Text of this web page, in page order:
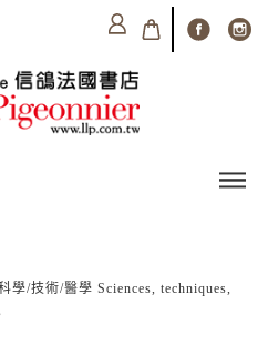
學/技術/醫學 Sciences, techniques,